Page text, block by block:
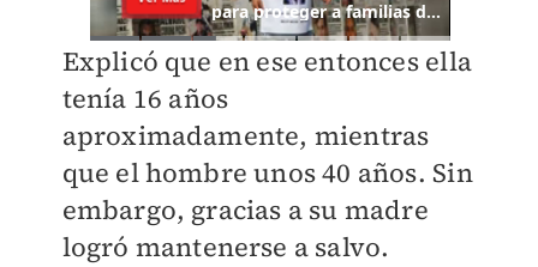
Explicó que en ese entonces ella
tenía 16 años
aproximadamente, mientras
que el hombre unos 40 años. Sin
embargo, gracias a su madre
logró mantenerse a salvo.